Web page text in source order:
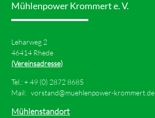
Mühlenpower Krommert e. V.
Leharweg 2
46414 Rhede
(Vereinsadresse)
Tel.: +49 (0) 2872 8685
Mail:vorstand@muehlenpower-krommert.de
Mühlenstandort